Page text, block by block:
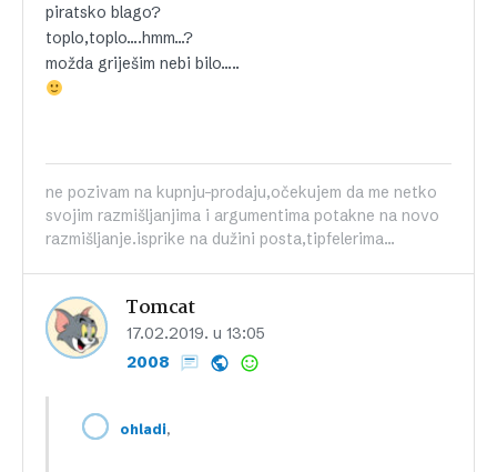
piratsko blago?
toplo,toplo….hmm…?
možda griješim nebi bilo…..
ne pozivam na kupnju-prodaju,očekujem da me netko
svojim razmišljanjima i argumentima potakne na novo
razmišljanje.isprike na dužini posta,tipfelerima...
Tomcat
17.02.2019. u 13:05
2008
ohladi,